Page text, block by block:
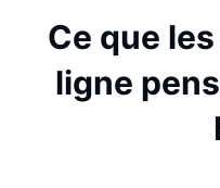
Ce que
ligne